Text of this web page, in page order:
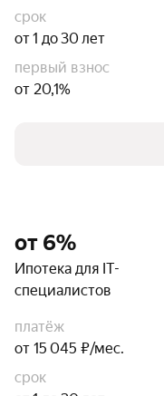
срок
от 1 до 30 лет
первый взнос
от 20,1%
от 6%
Ипотека для IT-
специалистов
платёж
от 15 045 ₽/мес.
срок